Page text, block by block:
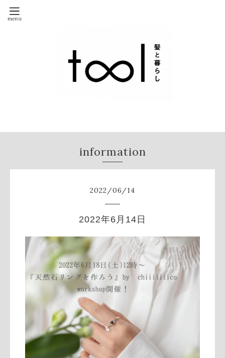
information
2022/06/14
2022年6月14日